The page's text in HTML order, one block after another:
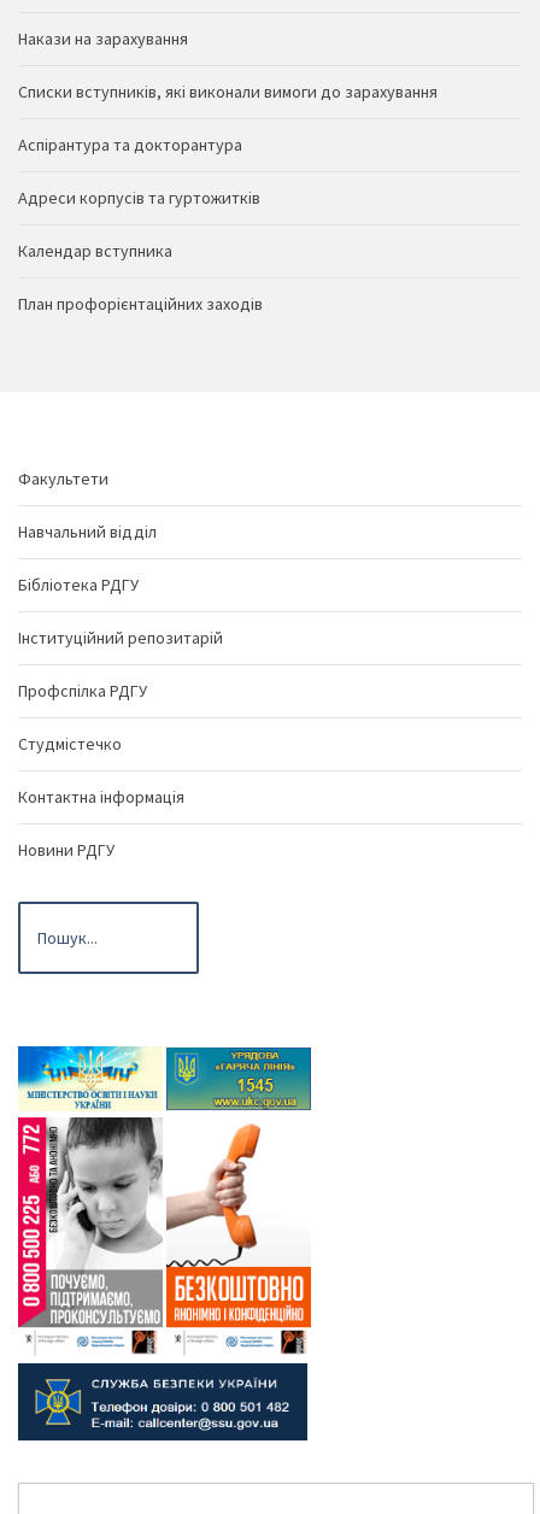
Накази на зарахування
Списки вступників, які виконали вимоги до зарахування
Аспірантура та докторантура
Адреси корпусів та гуртожитків
Календар вступника
План профорієнтаційних заходів
Факультети
Навчальний відділ
Бібліотека РДГУ
Інституційний репозитарій
Профспілка РДГУ
Студмістечко
Контактна інформація
Новини РДГУ